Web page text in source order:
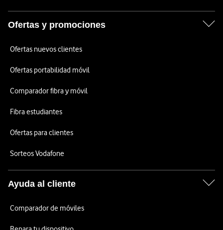
Ofertas y promociones
Ofertas nuevos clientes
Ofertas portabilidad móvil
Comparador fibra y móvil
Fibra estudiantes
Ofertas para clientes
Sorteos Vodafone
Ayuda al cliente
Comparador de móviles